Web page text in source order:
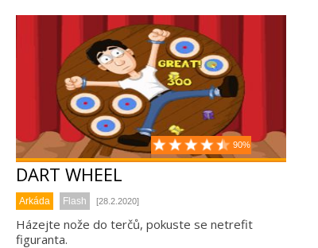
90%
DART WHEEL
Arkáda Flash [28.2.2020]
Házejte nože do terčů, pokuste se netrefit
figuranta.